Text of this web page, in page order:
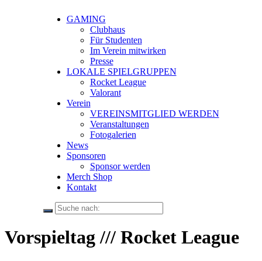
GAMING
Clubhaus
Für Studenten
Im Verein mitwirken
Presse
LOKALE SPIELGRUPPEN
Rocket League
Valorant
Verein
VEREINSMITGLIED WERDEN
Veranstaltungen
Fotogalerien
News
Sponsoren
Sponsor werden
Merch Shop
Kontakt
Vorspieltag /// Rocket League